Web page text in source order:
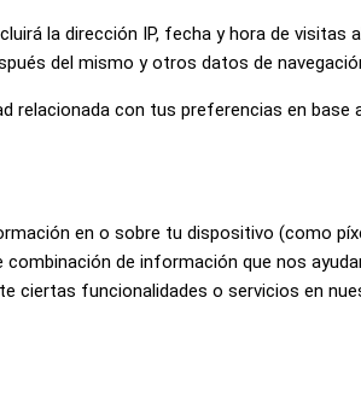
la dirección IP, fecha y hora de visitas
del mismo y otros datos de
relacionada con tus preferencias en base
en o sobre tu dispositivo (como
combinación de información que nos
ciertas funcionalidades o servicios en